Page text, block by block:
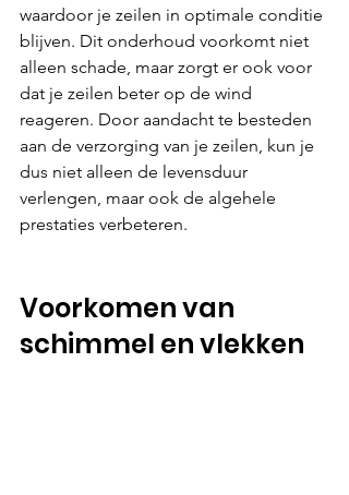
waardoor je zeilen in optimale conditie
blijven. Dit onderhoud voorkomt niet
alleen schade, maar zorgt er ook voor
dat je zeilen beter op de wind
reageren. Door aandacht te besteden
aan de verzorging van je zeilen, kun je
dus niet alleen de levensduur
verlengen, maar ook de algehele
prestaties verbeteren.
Voorkomen van
schimmel en vlekken